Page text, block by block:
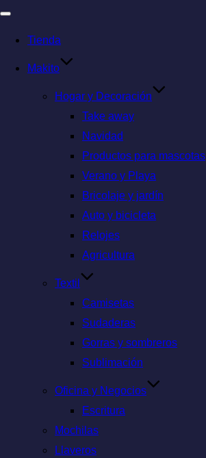
Tienda
Makito
Hogar y Decoración
Take away
Navidad
Productos para mascotas
Verano y Playa
Bricolaje y jardín
Auto y bicicleta
Relojes
Agricultura
Textil
Camisetas
Sudaderas
Gorras y sombreros
Sublimación
Oficina y Negocios
Escritura
Mochilas
Llaveros